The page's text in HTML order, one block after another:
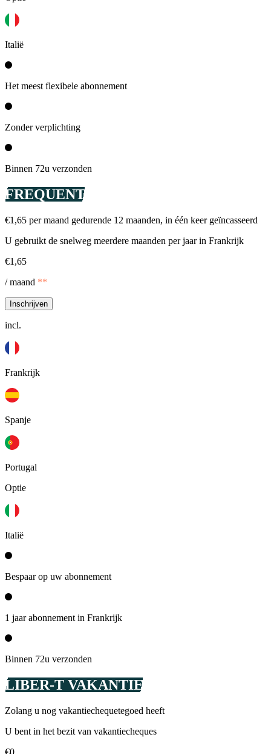
Italië
Het meest flexibele abonnement
Zonder verplichting
Binnen 72u verzonden
FREQUENT
€1,65 per maand gedurende 12 maanden, in één keer geïncasseerd
U gebruikt de snelweg meerdere maanden per jaar in Frankrijk
€1,65
/ maand **
Inschrijven
incl.
Frankrijk
Spanje
Portugal
Optie
Italië
Bespaar op uw abonnement
1 jaar abonnement in Frankrijk
Binnen 72u verzonden
LIBER-T VAKANTIE
Zolang u nog vakantiechequetegoed heeft
U bent in het bezit van vakantiecheques
€0